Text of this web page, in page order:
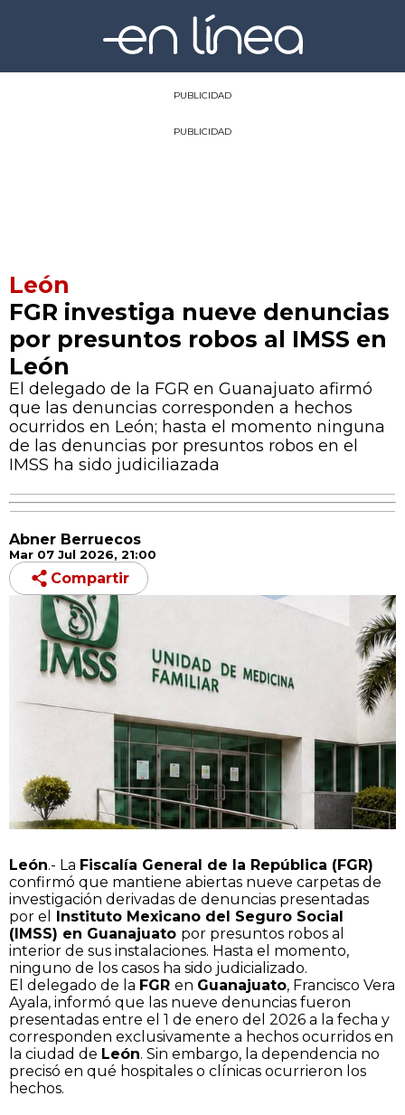
PUBLICIDAD
PUBLICIDAD
León
FGR investiga nueve denuncias
por presuntos robos al IMSS en
León
El delegado de la FGR en Guanajuato afirmó
que las denuncias corresponden a hechos
ocurridos en León; hasta el momento ninguna
de las denuncias por presuntos robos en el
IMSS ha sido judiciliazada
Abner Berruecos
Mar 07 Jul 2026, 21:00
Compartir
León.- La Fiscalía General de la República (FGR)
confirmó que mantiene abiertas nueve carpetas de
investigación derivadas de denuncias presentadas
por el
Instituto Mexicano del Seguro Social
(IMSS) en Guanajuato por presuntos robos al
interior de sus instalaciones. Hasta el momento,
ninguno de los casos ha sido judicializado.
El delegado de la FGR en Guanajuato, Francisco Vera
Ayala, informó que las nueve denuncias fueron
presentadas entre el 1 de enero del 2026 a la fecha y
corresponden exclusivamente a hechos ocurridos en
la ciudad de León. Sin embargo, la dependencia no
precisó en qué hospitales o clínicas ocurrieron los
hechos.